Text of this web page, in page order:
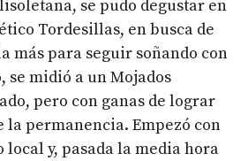
se pudo degustar en
Tordesillas, en busca de
más para seguir soñando con
se midió a un Mojados
pero con ganas de lograr
permanencia. Empezó con
y, pasada la media hora